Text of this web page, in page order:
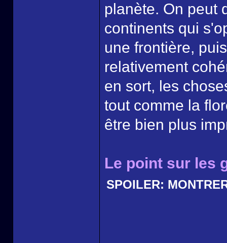
planète. On peut
continents qui
une frontière,
relativement
en sort, les
tout comme la
être bien plus
Le point sur les
SPOILER: